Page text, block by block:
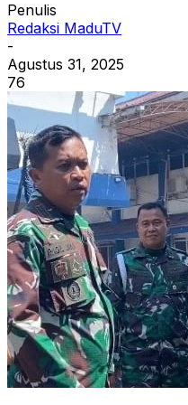
Penulis
Redaksi MaduTV
-
Agustus 31, 2025
76